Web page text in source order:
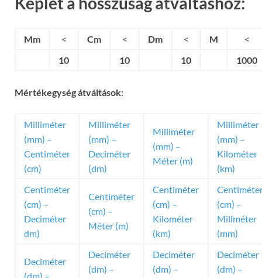
Mm < Cm < Dm < M
<
10
10 10 1000
Mértékegység átváltások:
Milliméter
(mm) –
Centiméter
(cm)
Milliméter
(mm) –
Deciméter
(dm)
Milliméter
(mm) –
Méter (m)
Milliméter
(mm) –
Kilométer
(km)
Centiméter
(cm) –
Deciméter
dm)
Centiméter
(cm) –
Méter (m)
Centiméter
(cm) –
Kilométer
(km)
(cm) –
Millméter
(mm)
Deciméter
Deciméter
(dm) –
Deciméter
(dm) –
Deciméter
(dm) –